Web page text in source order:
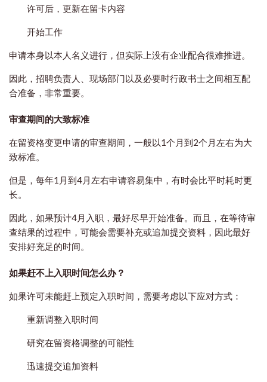
许可后，更新在留卡内容
开始工作
申请本身以本人名义进行，但实际上没有企业配合很难推进。
因此，招聘负责人、现场部门以及必要时行政书士之间相互配
合准备，非常重要。
审查期间的大致标准
在留资格变更申请的审查期间，一般以1个月到2个月左右为大
致标准。
但是，每年1月到4月左右申请容易集中，有时会比平时耗时更
长。
因此，如果预计4月入职，最好尽早开始准备。而且，在等待审
查结果的过程中，可能会需要补充或追加提交资料，因此最好
安排好充足的时间。
如果赶不上入职时间怎么办？
如果许可未能赶上预定入职时间，需要考虑以下应对方式：
重新调整入职时间
研究在留资格调整的可能性
迅速提交追加资料